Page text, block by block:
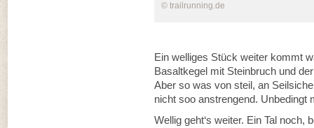
© trailrunning.de
Ein welliges Stück weiter kommt
Basaltkegel mit Steinbruch und
Aber so was von steil, an
nicht soo anstrengend. Unbedingt
Wellig geht‘s weiter. Ein Tal noch,